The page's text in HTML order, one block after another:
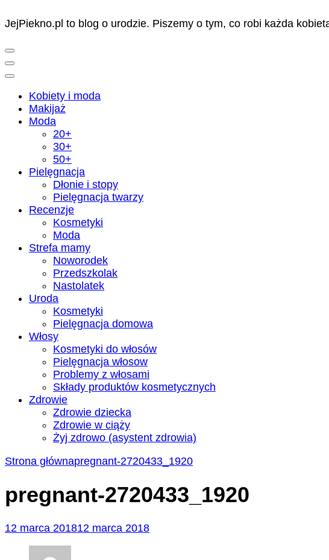
JejPiekno.pl to blog o urodzie. Piszemy o tym, co robi każda
Kobiety i moda
Makijaż
Moda
20+
30+
50+
Pielęgnacja
Dłonie i stopy
Pielęgnacja twarzy
Recenzje
Kosmetyki
Moda
Strefa mamy
Noworodek
Przedszkolak
Nastolatek
Uroda
Kosmetyki
Pielęgnacja domowa
Włosy
Kosmetyki do włosów
Pielęgnacja włosow
Problemy z włosami
Składy produktów kosmetycznych
Zdrowie
Zdrowie dziecka
Zdrowie w ciąży
Żyj zdrowo (asystent zdrowia)
Strona głównapregnant-2720433_1920
pregnant-2720433_1920
12 marca 201812 marca 2018